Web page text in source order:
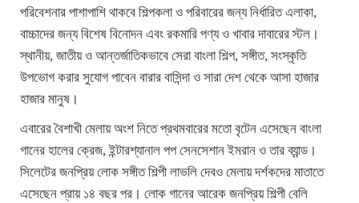
পরিবেশনার পাশাপাশি থাকবে শিল্পকলা ও পরিবারের জন্য নির্ধারিত এলাকা,
বাচ্চাদের জন্য বিশেষ বিনোদন এবং রকমারি পণ্য ও খাবার দাবারের স্টল।
স্থানীয়, জাতীয় ও আন্তর্জাতিকভাবে সেরা বাংলা শিল্প, সঙ্গীত, সংস্কৃতি
উপভোগ করার সুযোগ পাবেন বারার বাসিন্দা ও সারা দেশ থেকে আসা হাজার
হাজার মানুষ।
এবারের বৈশাখী মেলায় অংশ নিতে প্রথমবারের মতো বৃটেন এসেছেন বাংলা
গানের হালের ক্রেজ, ইন্টারশ্যানাল পপ সেনসেশান ইমরান ও তার ব্যান্ড।
সিলেটের জনপ্রিয় লোক সঙ্গীত শিল্পী লাভলি দেবও মেলায় দর্শকদের মাতাতে
এসেছেন প্রায় ১৪ বছর পর। লোক গানের আরেক জনপ্রিয় শিল্পী বেলি